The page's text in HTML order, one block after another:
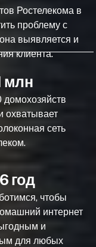
Ростелекома в
проблему с
выявляется и
клиента.
млн
домохозяйств
охватывает
сеть
год
чтобы
интернет
и
для любых